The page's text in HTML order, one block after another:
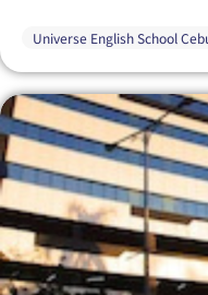
Universe English School